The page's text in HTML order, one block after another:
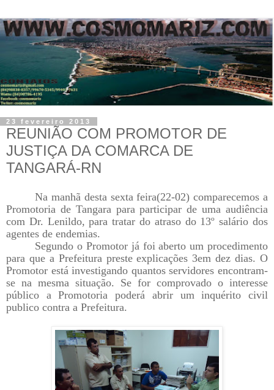
23 fevereiro 2013
REUNIÃO COM PROMOTOR DE
JUSTIÇA DA COMARCA DE
TANGARÁ-RN
Na manhã desta sexta feira(22-02) comparecemos a
Promotoria de Tangara para participar de uma audiência
com Dr. Lenildo, para tratar do atraso do 13º salário dos
agentes de endemias.
Segundo o Promotor já foi aberto um procedimento
para que a Prefeitura preste explicações 3em dez dias. O
Promotor está investigando quantos servidores encontram-
se na mesma situação. Se for comprovado o interesse
público a Promotoria poderá abrir um inquérito civil
publico contra a Prefeitura.